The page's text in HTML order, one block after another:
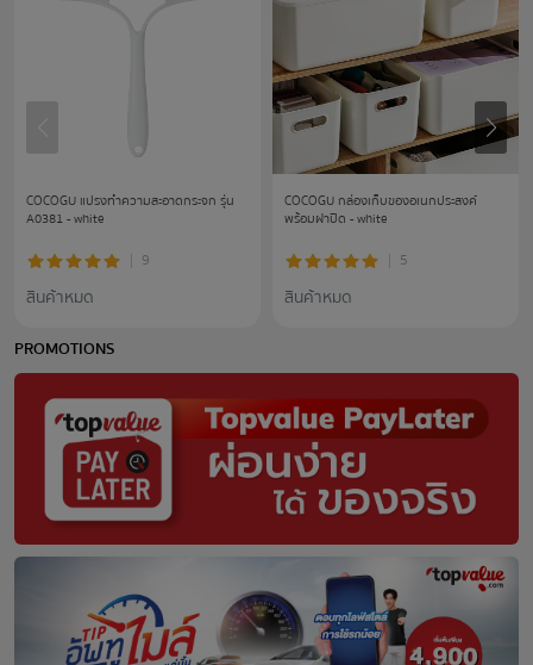
COCOGU แปรงทำความสะอาดกระจก รุ่น
A0381 - white
9
สินค้าหมด
COCOGU กล่องเก็บของอเนกประสงค์
พร้อมฝาปิด - white
5
สินค้าหมด
PROMOTIONS